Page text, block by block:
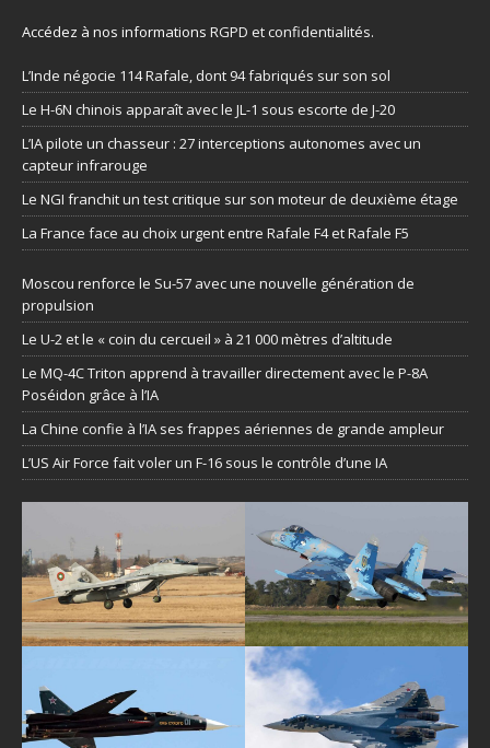
Accédez à nos informations RGPD et confidentialités.
L’Inde négocie 114 Rafale, dont 94 fabriqués sur son sol
Le H-6N chinois apparaît avec le JL-1 sous escorte de J-20
L’IA pilote un chasseur : 27 interceptions autonomes avec un
capteur infrarouge
Le NGI franchit un test critique sur son moteur de deuxième étage
La France face au choix urgent entre Rafale F4 et Rafale F5
Moscou renforce le Su-57 avec une nouvelle génération de
propulsion
Le U-2 et le « coin du cercueil » à 21 000 mètres d’altitude
Le MQ-4C Triton apprend à travailler directement avec le P-8A
Poséidon grâce à l’IA
La Chine confie à l’IA ses frappes aériennes de grande ampleur
L’US Air Force fait voler un F-16 sous le contrôle d’une IA